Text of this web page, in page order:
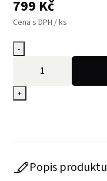
799 Kč
Cena s DPH / ks
-
+
Popis produktu